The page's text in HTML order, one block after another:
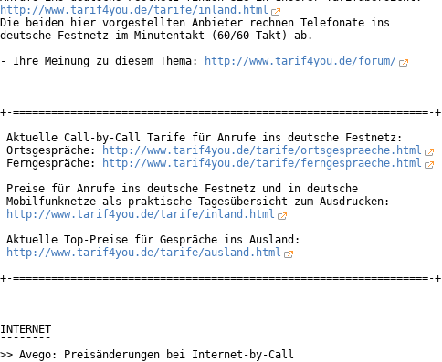
http://www.tarif4you.de/tarife/inland.html
Die beiden hier vorgestellten Anbieter rechnen Telefonate ins
deutsche Festnetz im Minutentakt (60/60 Takt) ab.
- Ihre Meinung zu diesem Thema:
http://www.tarif4you.de/forum/
+-=================================================================-+
Aktuelle Call-by-Call Tarife für Anrufe ins deutsche Festnetz:
Ortsgespräche:
http://www.tarif4you.de/tarife/ortsgespraeche.html
Ferngespräche:
http://www.tarif4you.de/tarife/ferngespraeche.html
Preise für Anrufe ins deutsche Festnetz und in deutsche
Mobilfunknetze als praktische Tagesübersicht zum Ausdrucken:
http://www.tarif4you.de/tarife/inland.html
Aktuelle Top-Preise für Gespräche ins Ausland:
http://www.tarif4you.de/tarife/ausland.html
+-=================================================================-+
INTERNET
¯¯¯¯¯¯¯¯
>> Avego: Preisänderungen bei Internet-by-Call